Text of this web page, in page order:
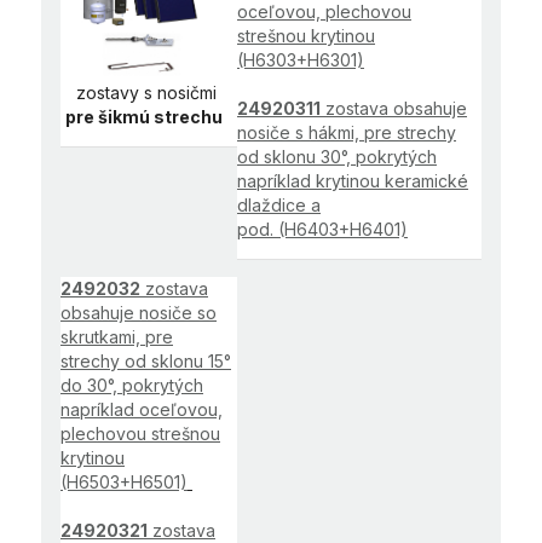
zostavy s nosičmi
pre šikmú strechu
oceľovou, plechovou
strešnou krytinou
(H6303+H6301)
24920311 zostava obsahuje
nosiče s hákmi, pre strechy
od sklonu 30°, pokrytých
napríklad krytinou keramické
dlaždice a
pod. (H6403+H6401)
2492032 zostava
obsahuje nosiče so
skrutkami, pre
strechy od sklonu 15°
do 30°, pokrytých
napríklad oceľovou,
plechovou strešnou
krytinou
(H6503+H6501)
24920321 zostava